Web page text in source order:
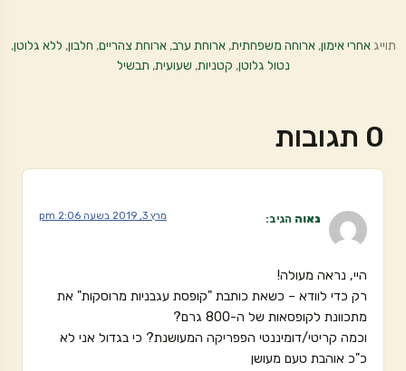
תוייגאחרי אימון,ארוחה משפחתית,ארוחת ערב,ארוחת צהריים, חלבון, ללא גלוטן,
נטול גלוטן, קטניות, שעועית, תבשיל
0 תגובות
נאוה הגיב: מרץ 3, 2019 בשעה 2:06 pm
היי, נראה מעולה!
רק כדי לוודא – כשאת כותבת "קופסת עגבניות מרוסקות" את
מתכוונת לקופסאות של ה-800 גרם?
וכמה קריטי/דומיננטי הפפריקה המעושנת? כי בגדול אני לא
כ"כ אוהבת טעם מעושן